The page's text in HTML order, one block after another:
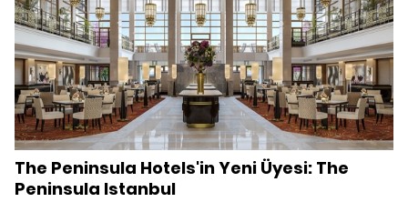
The Peninsula Hotels'in Yeni Üyesi: The
Peninsula Istanbul